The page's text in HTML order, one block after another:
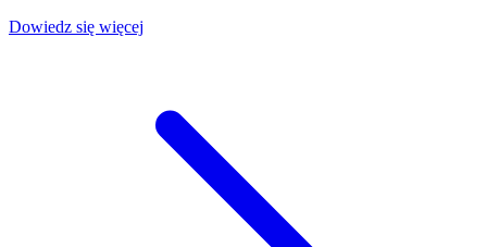
Dowiedz się więcej